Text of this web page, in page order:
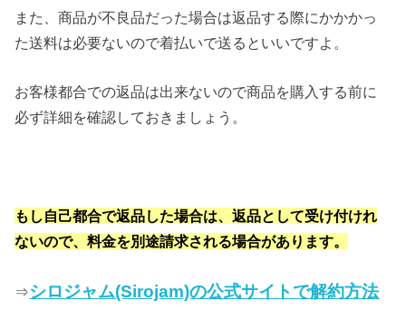
また、商品が不良品だった場合は返品する際にかかかっ
た送料は必要ないので着払いで送るといいですよ。
お客様都合での返品は出来ないので商品を購入する前に
必ず詳細を確認しておきましょう。
もし自己都合で返品した場合は、返品として受け付けれ
ないので、料金を別途請求される場合があります。
⇒シロジャム(Sirojam)の公式サイトで解約方法